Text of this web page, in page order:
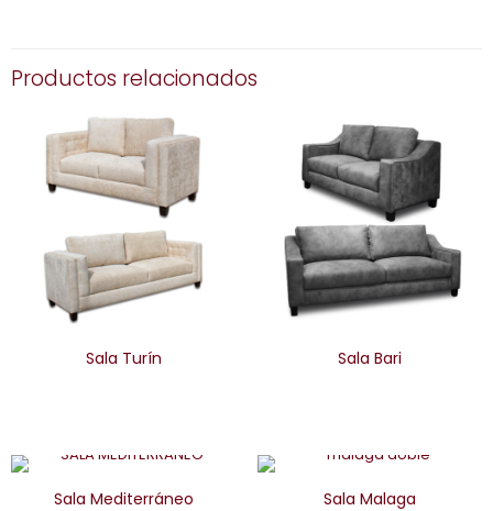
Productos relacionados
Sala Turín Sala Bari
Sala Mediterráneo Sala Malaga